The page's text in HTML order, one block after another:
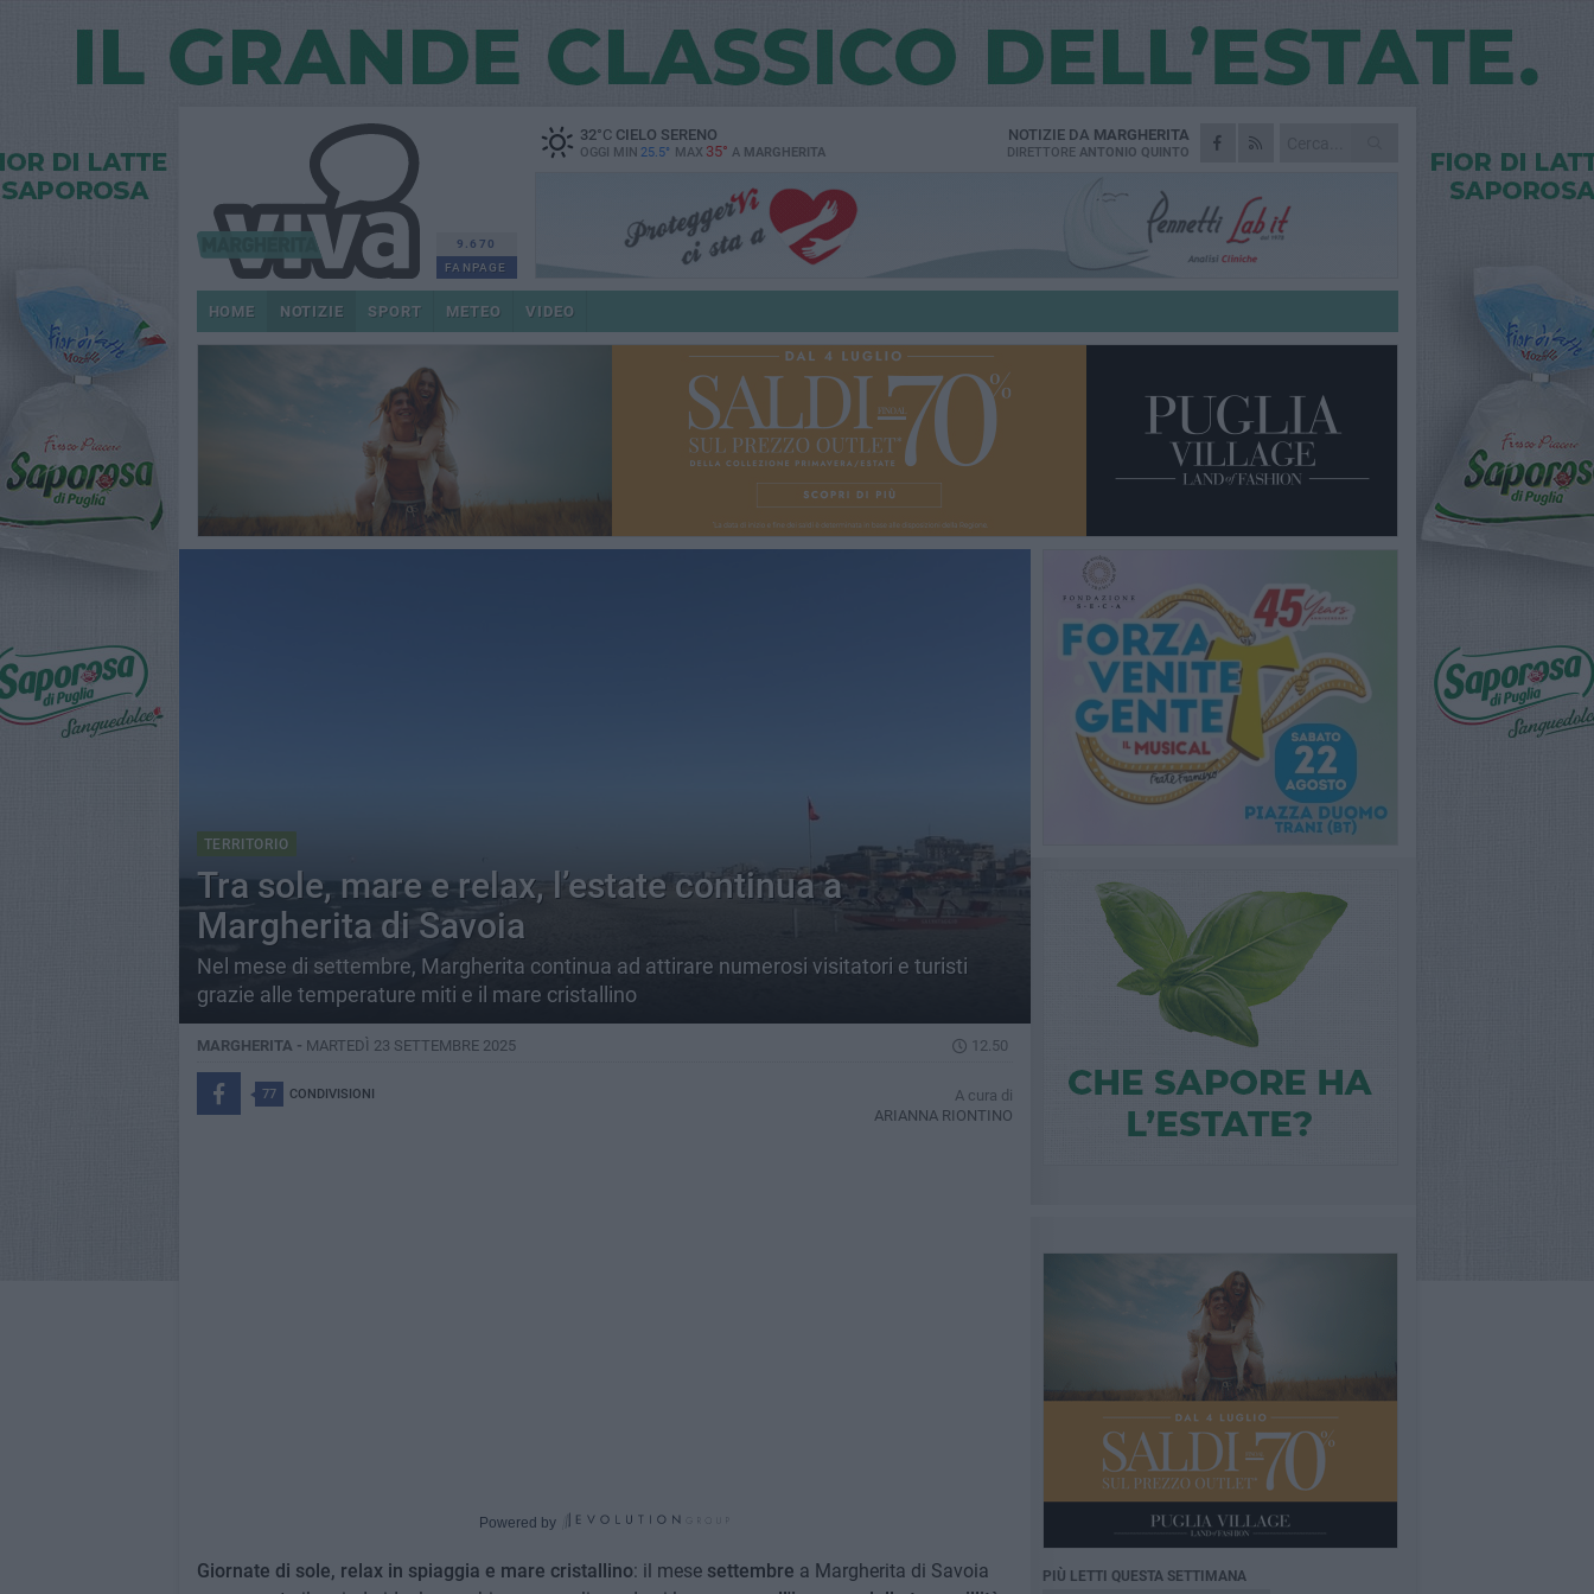
9.670
FANPAGE
32°CCIELO SERENO
OGGI MIN 25.5° MAX 35° A MARGHERITA
NOTIZIE DA MARGHERITA
DIRETTORE ANTONIO QUINTO
HOME NOTIZIE SPORT METEO VIDEO
TERRITORIO
Tra sole, mare e relax, l’estate continua a
Margherita di Savoia
Nel mese di settembre, Margherita continua ad attirare numerosi visitatori e turisti
grazie alle temperature miti e il mare cristallino
MARGHERITA - MARTEDÌ 23 SETTEMBRE 2025 12.50
77 CONDIVISIONI
A cura di
ARIANNA RIONTINO
Powered by
Giornate di sole, relax in spiaggia e mare cristallino: il mese settembre a Margherita di Savoia
PIÙ LETTI QUESTA SETTIMANA